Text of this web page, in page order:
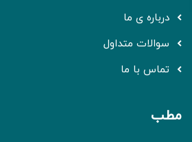
درباره ی ما
سوالات متداول
تماس با ما
مطب